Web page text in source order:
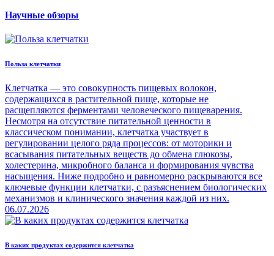
Научные обзоры
Польза клетчатки
Клетчатка — это совокупность пищевых волокон,
содержащихся в растительной пище, которые не
расщепляются ферментами человеческого пищеварения.
Несмотря на отсутствие питательной ценности в
классическом понимании, клетчатка участвует в
регулировании целого ряда процессов: от моторики и
всасывания питательных веществ до обмена глюкозы,
холестерина, микробного баланса и формирования чувства
насыщения. Ниже подробно и равномерно раскрываются все
ключевые функции клетчатки, с разъяснением биологических
механизмов и клинического значения каждой из них.
06.07.2026
В каких продуктах содержится клетчатка